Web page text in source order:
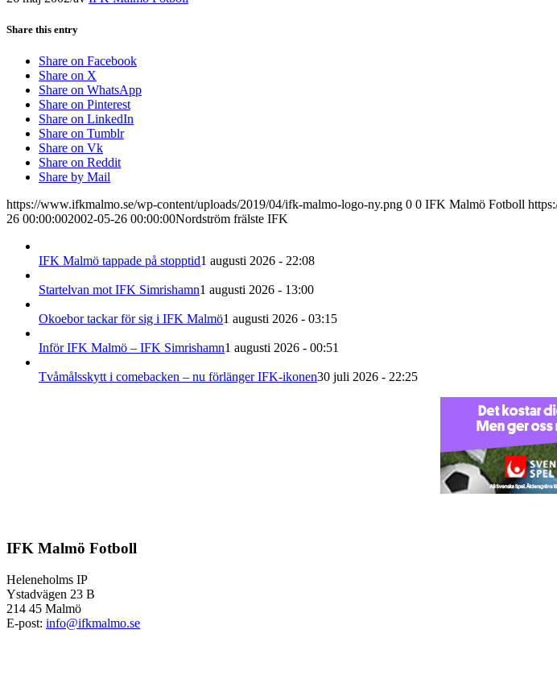
Share this entry
Share on Facebook
Share on X
Share on WhatsApp
Share on Pinterest
Share on LinkedIn
Share on Tumblr
Share on Vk
Share on Reddit
Share by Mail
https://www.ifkmalmo.se/wp-content/uploads/2019/04/ifk-malmo-logo-ny.png 0 0 IFK Malmö Fotboll
26 00:00:002002-05-26 00:00:00Nordström frälste IFK
IFK Malmö tappade på stopptid1 augusti 2026 - 22:08
Startelvan mot IFK Simrishamn1 augusti 2026 - 13:00
Okoebor tackar för sig i IFK Malmö1 augusti 2026 - 03:15
Inför IFK Malmö – IFK Simrishamn1 augusti 2026 - 00:51
Tvåmålsskytt i comebacken – nu förlänger IFK-ikonen30 juli 2026 - 22:25
IFK Malmö Fotboll
Heleneholms IP
Ystadvägen 23 B
214 45 Malmö
E-post: info@ifkmalmo.se